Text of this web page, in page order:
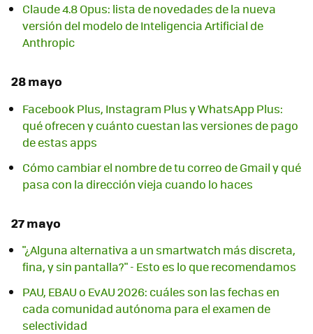
Claude 4.8 Opus: lista de novedades de la nueva
versión del modelo de Inteligencia Artificial de
Anthropic
28 mayo
Facebook Plus, Instagram Plus y WhatsApp Plus:
qué ofrecen y cuánto cuestan las versiones de pago
de estas apps
Cómo cambiar el nombre de tu correo de Gmail y qué
pasa con la dirección vieja cuando lo haces
27 mayo
"¿Alguna alternativa a un smartwatch más discreta,
fina, y sin pantalla?" - Esto es lo que recomendamos
PAU, EBAU o EvAU 2026: cuáles son las fechas en
cada comunidad autónoma para el examen de
selectividad